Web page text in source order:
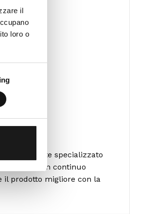
il
loro o
altamente specializzato
ed è in continuo
il prodotto migliore con la